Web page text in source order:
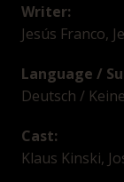
Writer:
Jesús Franco,
Language /
Deutsch / Keine
Cast:
Klaus Kinski,